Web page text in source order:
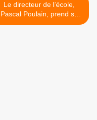
Le directeur de l’école,
Pascal Poulain, prend sa
retraite >